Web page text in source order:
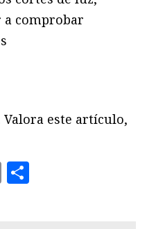
a comprobar
Valora este artículo,
Email